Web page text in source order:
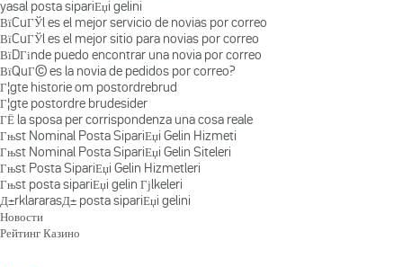
yasal posta sipariЕџi gelini
ВїCuГЎl es el mejor servicio de novias por correo
ВїCuГЎl es el mejor sitio para novias por correo
ВїDГіnde puedo encontrar una novia por correo
ВїQuГ© es la novia de pedidos por correo?
Г¦gte historie om postordrebrud
Г¦gte postordre brudesider
ГЁ la sposa per corrispondenza una cosa reale
Гњst Nominal Posta SipariЕџi Gelin Hizmeti
Гњst Nominal Posta SipariЕџi Gelin Siteleri
Гњst Posta SipariЕџi Gelin Hizmetleri
Гњst posta sipariЕџi gelin Гјlkeleri
Д±rklararasД± posta sipariЕџi gelini
Новости
Рейтинг Казино